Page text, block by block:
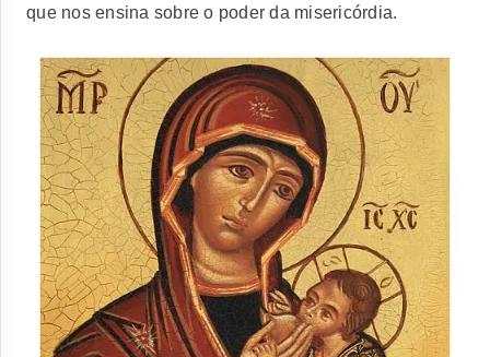
que nos ensina sobre o poder da misericórdia.